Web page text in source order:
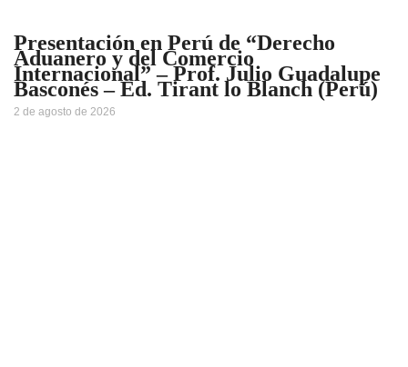
Presentación en Perú de “Derecho
Aduanero y del Comercio
Internacional” – Prof. Julio Guadalupe
Basconés – Ed. Tirant lo Blanch (Perú)
2 de agosto de 2026